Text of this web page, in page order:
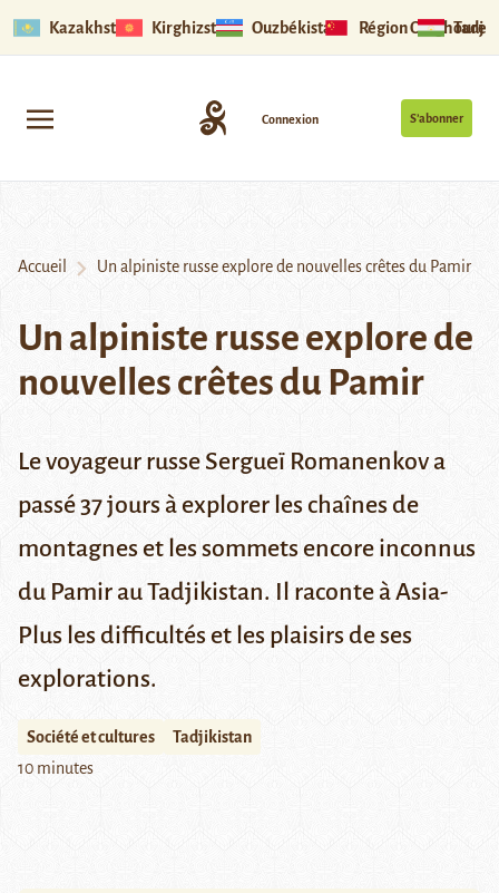
Kazakhstan Kirghizstan Ouzbékistan Région Ouïghoure
S’abonner
Connexion
Accueil Un alpiniste russe explore de nouvelles crêtes du Pamir
Un alpiniste russe explore de
nouvelles crêtes du Pamir
Le voyageur russe Sergueï Romanenkov a
passé 37 jours à explorer les chaînes de
montagnes et les sommets encore inconnus
du Pamir au Tadjikistan. Il raconte à Asia-
Plus les difficultés et les plaisirs de ses
explorations.
Société et cultures
Tadjikistan
10 minutes